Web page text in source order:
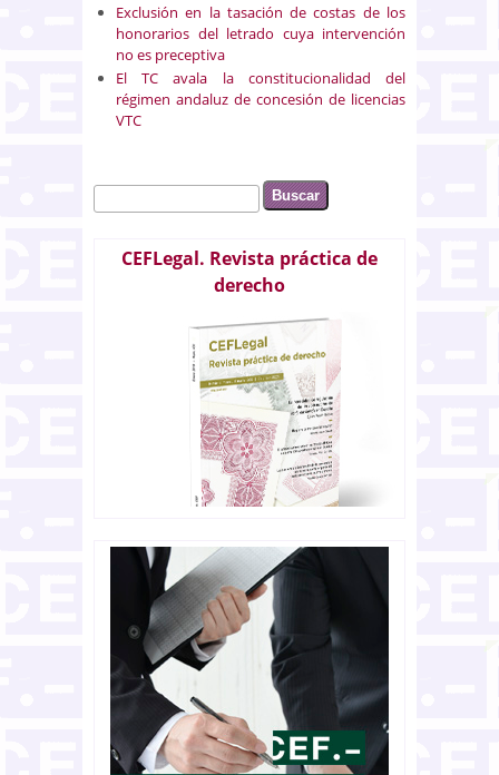
Exclusión en la tasación de costas de los
honorarios del letrado cuya intervención
no es preceptiva
El TC avala la constitucionalidad del
régimen andaluz de concesión de licencias
VTC
Formulario de búsqueda
Buscar
CEFLegal. Revista práctica de
derecho